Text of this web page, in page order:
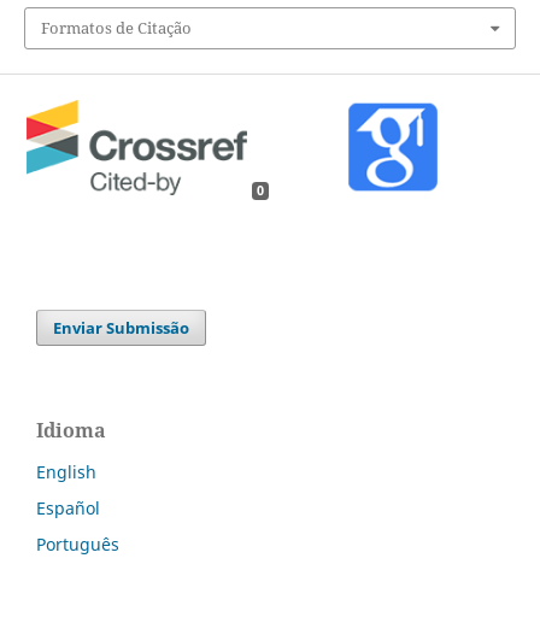
Formatos de Citação
0
Enviar Submissão
Idioma
English
Español
Português